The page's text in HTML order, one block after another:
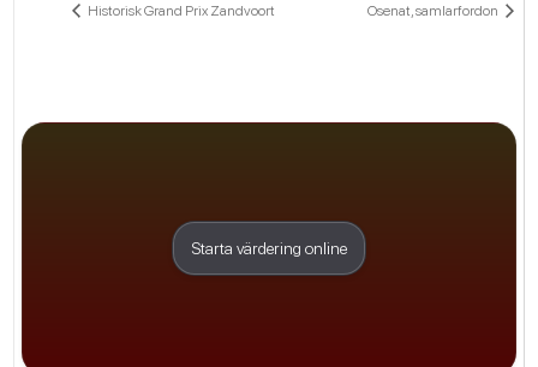
Historisk Grand Prix Zandvoort Osenat, samlarfordon
Starta värdering online